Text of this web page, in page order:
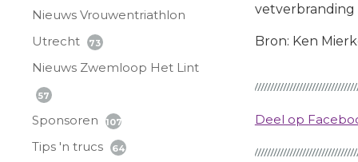
Nieuws Vrouwentriathlon
Utrecht
73
Nieuws Zwemloop Het Lint
57
Sponsoren 107
Tips 'n trucs 64
Bron: Ken
Deel op